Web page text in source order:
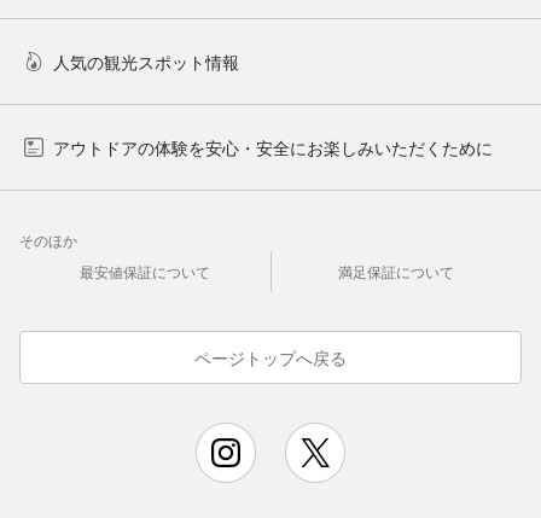
人気の観光スポット情報
アウトドアの体験を安心・安全にお楽しみいただくために
そのほか
最安値保証について
満足保証について
ページトップへ戻る